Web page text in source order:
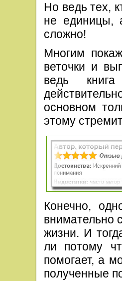
Но ведь тех,
не единицы,
сложно!
Многим
веточки и
ведь
основном
этому
Конечно,
внимательно
жизни. И
ли потому
помогает, а
полученные